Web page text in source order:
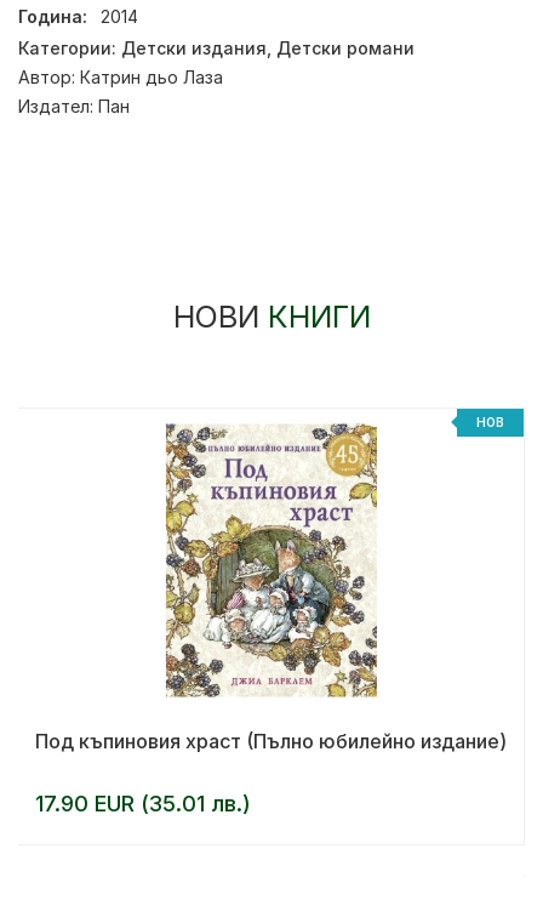
Година:
2014
Категории: Детски издания Детски романи
Автор: Катрин дьо Лаза
Издател: Пан
НОВИ КНИГИ
НОВ
Под къпиновия храст (Пълно юбилейно издание)
17.90 EUR (35.01 лв.)